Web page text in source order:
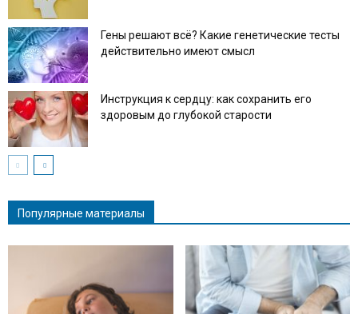
Гены решают всё? Какие генетические тесты
действительно имеют смысл
Инструкция к сердцу: как сохранить его
здоровым до глубокой старости
Популярные материалы